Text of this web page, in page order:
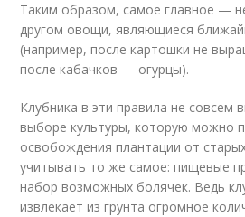
Таким образом, самое главное —
другом овощи, являющиеся
(например, после картошки не
после кабачков — огурцы).
Клубника в эти правила не совсем
выборе культуры, которую можно
освобождения плантации от
учитывать то же самое: пищевые
набор возможных болячек. Ведь
извлекает из грунта огромное